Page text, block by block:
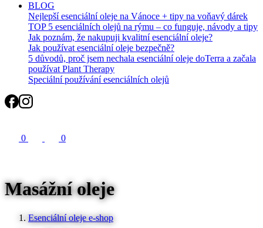
BLOG
Nejlepší esenciální oleje na Vánoce + tipy na voňavý dárek
TOP 5 esenciálních olejů na rýmu – co funguje, návody a tipy
Jak poznám, že nakupuji kvalitní esenciální oleje?
Jak používat esenciální oleje bezpečně?
5 důvodů, proč jsem nechala esenciální oleje doTerra a začala
používat Plant Therapy
Speciální používání esenciálních olejů
0 0
Masážní oleje
Esenciální oleje e-shop